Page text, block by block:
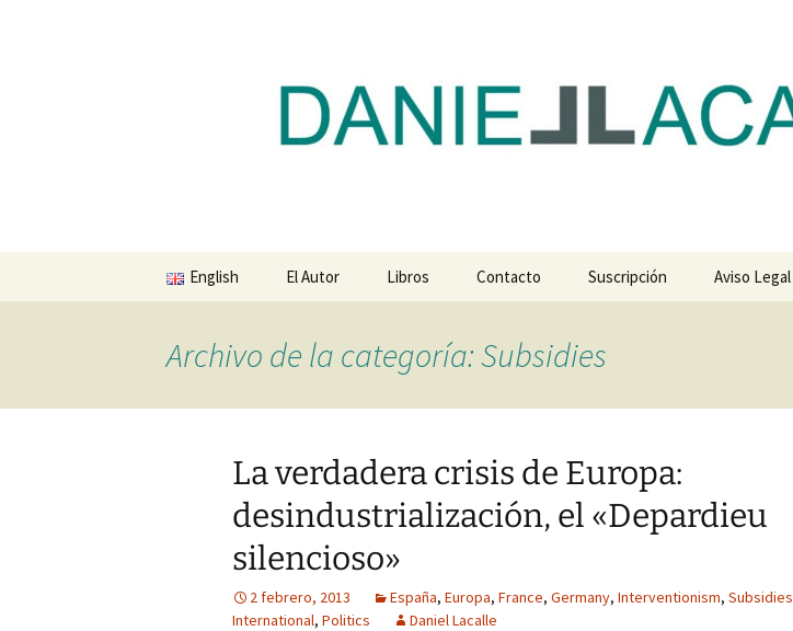
dlacalle.com
English El Autor Libros Contacto Suscripción Aviso Legal
Archivo de la categoría: Subsidies
La verdadera crisis de Europa:
desindustrialización, el «Depardieu
silencioso»
2 febrero, 2013 España, Europa, France, Germany, Interventionism, Subsidies
International, Politics Daniel Lacalle